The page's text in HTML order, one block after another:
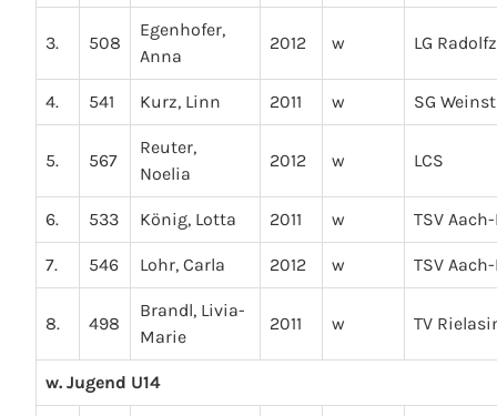
3. 508
Egenhofer,
Anna
2012 w LG
4. 541 Kurz, Linn 2011 w SG
5. 567
Reuter,
Noelia
2012 w LCS
6. 533 König, Lotta 2011 w TSV
7. 546 Lohr, Carla 2012 w TSV
8. 498
Brandl, Livia-
Marie
2011 w TV
w. Jugend U14